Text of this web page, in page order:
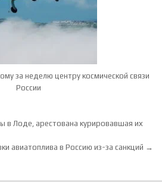
за неделю центру космической связи
России
записям
в Лоде, арестована курировавшая их
авиатоплива в Россию из-за санкций →